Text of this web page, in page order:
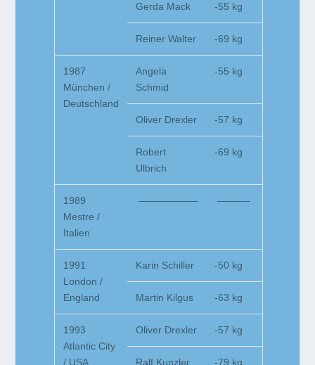
Gerda Mack -55 kg
Reiner Walter -69 kg
1987
München /
Deutschland
Angela
Schmid
-55 kg
Oliver Drexler -57 kg
Robert
Ulbrich
-69 kg
1989
Mestre /
Italien
—————— ———-
1991
London /
England
Karin Schiller -50 kg
Martin Kilgus -63 kg
1993
Atlantic City
/ USA
Oliver Drexler -57 kg
Ralf Kunzler -79 kg